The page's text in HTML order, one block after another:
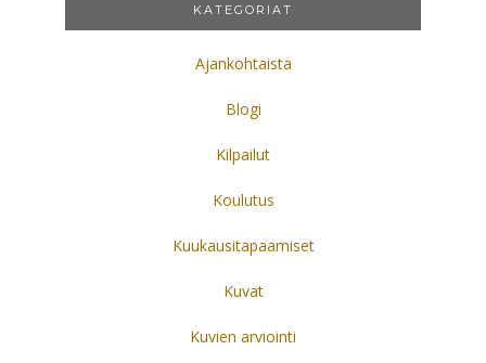
KATEGORIAT
Ajankohtaista
Blogi
Kilpailut
Koulutus
Kuukausitapaamiset
Kuvat
Kuvien arviointi